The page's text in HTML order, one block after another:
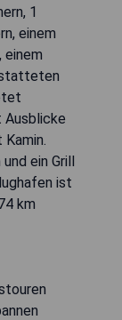
1
einem
einem
Ausblicke
ein Grill
ist
km